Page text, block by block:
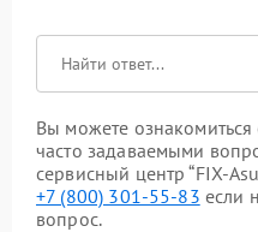
Вы можете
часто задаваемыми
сервисный центр “FIX-
+7 (800) 301-55-83 если
вопрос.